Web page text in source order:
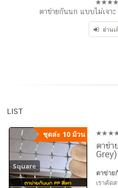
0
5
ตาข่ายกันนก แบบไม่เจา
อ่านเ
LIST
ชุดล่ะ 10 ม้วน
Square
0
out
of
ตาข่า
ตาข่าย
เราคัด